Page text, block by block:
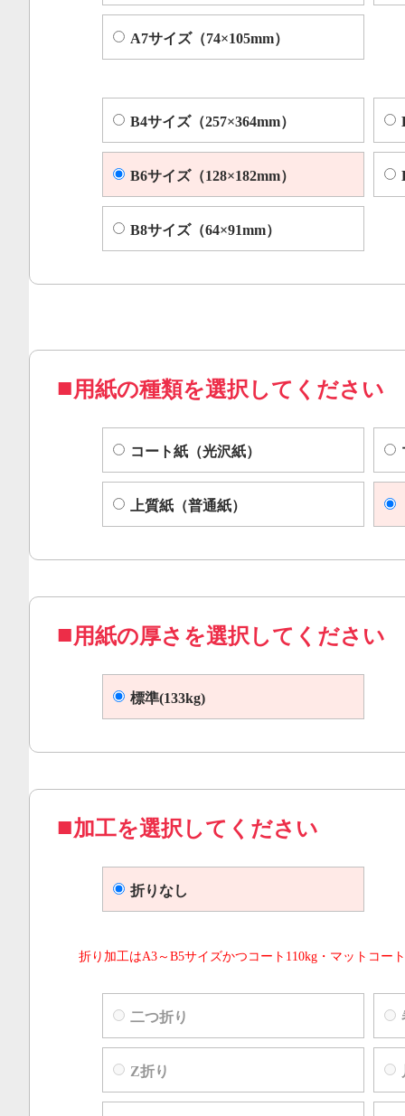
A7サイズ（74×105mm）
B4サイズ（257×364mm）
B6サイズ（128×182mm）
B8サイズ（64×91mm）
用紙の種類を選択してください
コート紙（光沢紙）
上質紙（普通紙）
用紙の厚さを選択してください
標準(133kg)
加工を選択してください
折りなし
折り加工はA3～B5サイズかつコート110kg・マットコー
二つ折り
Z折り